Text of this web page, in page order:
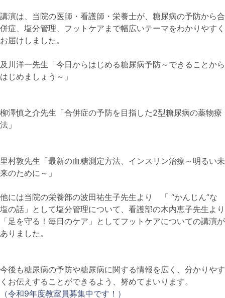
講演は、当院の医師・看護師・栄養士が、糖尿病の予防から合
併症、塩分管理、フットケアまで幅広いテーマをわかりやすく
お届けしました。
及川洋一先生「今日からはじめる糖尿病予防～できることから
はじめましょう～」
柳澤慎之介先生「合併症の予防を目指した2型糖尿病の薬物療
法」
里村敦先生「最新の血糖測定方法、インスリン治療～明るい未
来のために～」
他には当院の栄養部の波田祐生子先生より 「 “かんじん”な
塩の話」として塩分管理について、 看護部の木内恵子先生より
「足を守る！毎日のケア」としてフットケアについての講演が
ありました。
今後も糖尿病の予防や糖尿病に関する情報を広く、分かりやす
くお伝えすることができるよう、努めてまいります。
（令和9年度教室員募集中です！）